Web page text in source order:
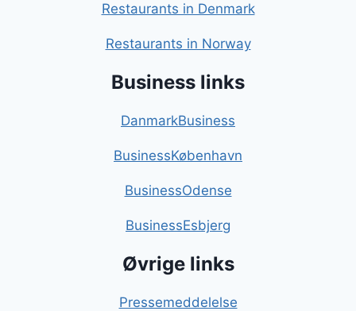
Restaurants in Denmark
Restaurants in Norway
Business links
DanmarkBusiness
BusinessKøbenhavn
BusinessOdense
BusinessEsbjerg
Øvrige links
Pressemeddelelse